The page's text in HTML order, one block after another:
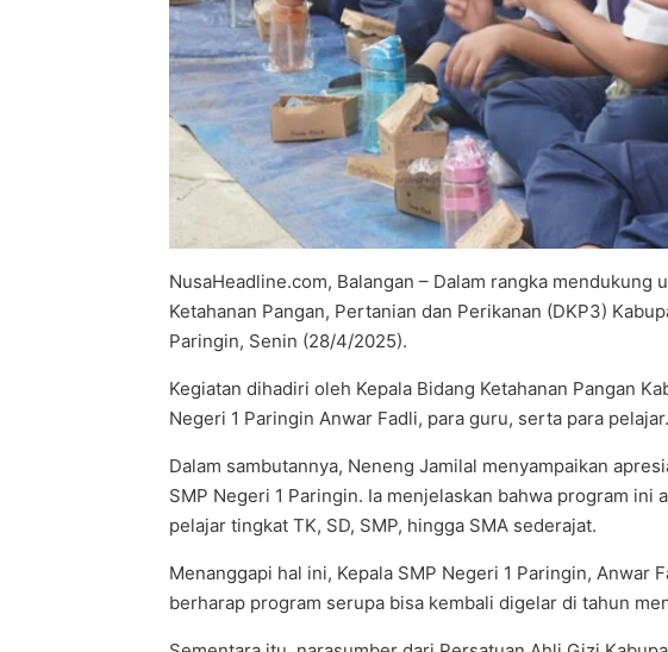
NusaHeadline.com, Balangan – Dalam rangka mendukung
Ketahanan Pangan, Pertanian dan Perikanan (DKP3)
Paringin, Senin (28/4/2025).
Kegiatan dihadiri oleh Kepala Bidang Ketahanan Pangan
Negeri 1 Paringin Anwar Fadli, para guru, serta para pelajar.
Dalam sambutannya, Neneng Jamilal menyampaikan
SMP Negeri 1 Paringin. Ia menjelaskan bahwa program
pelajar tingkat TK, SD, SMP, hingga SMA sederajat.
Menanggapi hal ini, Kepala SMP Negeri 1 Paringin, Anwar
berharap program serupa bisa kembali digelar di tahun